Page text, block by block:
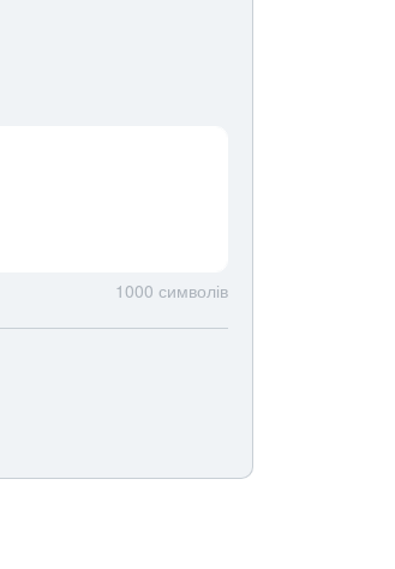
1000 символів